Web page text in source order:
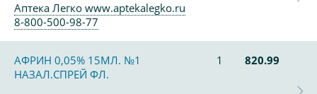
Аптека Легко www.aptekalegko.ru
8-800-500-98-77
АФРИН 0,05% 15МЛ. №1
НАЗАЛ.СПРЕЙ ФЛ.
1 820.99